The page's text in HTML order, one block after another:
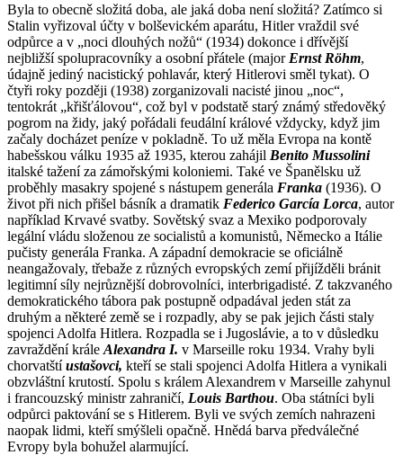
Byla to obecně složitá doba, ale jaká doba není složitá? Zatímco si
Stalin vyřizoval účty v bolševickém aparátu, Hitler vraždil své
odpůrce a v „noci dlouhých nožů“ (1934) dokonce i dřívější
nejbližší spolupracovníky a osobní přátele (major Ernst Röhm,
údajně jediný nacistický pohlavár, který Hitlerovi směl tykat). O
čtyři roky později (1938) zorganizovali nacisté jinou „noc“,
tentokrát „křišťálovou“, což byl v podstatě starý známý středověký
pogrom na židy, jaký pořádali feudální králové vždycky, když jim
začaly docházet peníze v pokladně. To už měla Evropa na kontě
habešskou válku 1935 až 1935, kterou zahájil Benito Mussolini
italské tažení za zámořskými koloniemi. Také ve Španělsku už
proběhly masakry spojené s nástupem generála Franka (1936). O
život při nich přišel básník a dramatik Federico García Lorca, autor
například Krvavé svatby. Sovětský svaz a Mexiko podporovaly
legální vládu složenou ze socialistů a komunistů, Německo a Itálie
pučisty generála Franka. A západní demokracie se oficiálně
neangažovaly, třebaže z různých evropských zemí přijížděli bránit
legitimní síly nejrůznější dobrovolníci, interbrigadisté. Z takzvaného
demokratického tábora pak postupně odpadával jeden stát za
druhým a některé země se i rozpadly, aby se pak jejich části staly
spojenci Adolfa Hitlera. Rozpadla se i Jugoslávie, a to v důsledku
zavraždění krále Alexandra I. v Marseille roku 1934. Vrahy byli
chorvatštíustašovci, kteří se stali spojenci Adolfa Hitlera a vynikali
obzvláštní krutostí. Spolu s králem Alexandrem v Marseille zahynul
i francouzský ministr zahraničí, Louis Barthou. Oba státníci byli
odpůrci paktování se s Hitlerem. Byli ve svých zemích nahrazeni
naopak lidmi, kteří smýšleli opačně. Hnědá barva předválečné
Evropy byla bohužel alarmující.